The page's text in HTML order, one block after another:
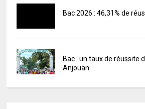
Bac 2026 : 46,31% de
Bac : un taux de réussite
Anjouan